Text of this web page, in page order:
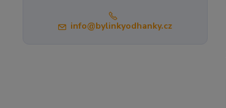
info@bylinkyodhanky.cz